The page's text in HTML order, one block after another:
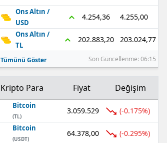
Ons Altın /
USD
4.254,36 4.255,00
Ons Altın /
TL
202.883,20 203.024,77
Tümünü Göster Son Güncellenme: 06:15
Kripto Para Fiyat Değişim
Bitcoin
(TL)
3.059.529 (-0.175%)
Bitcoin
(USDT)
64.378,00 (-0.295%)